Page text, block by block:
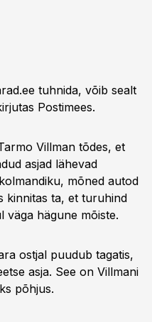
tuhnida, võib sealt
Postimees.
Villman tõdes, et
asjad lähevad
mõned autod
kinnitas ta, et turuhind
väga hägune mõiste.
ostjal puudub tagatis,
asja. See on Villmani
põhjus.